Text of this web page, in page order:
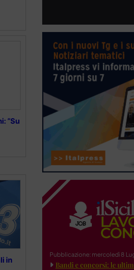
“Su
in
Pubblicazione: mercoledì 8
Bandi e concorsi: le